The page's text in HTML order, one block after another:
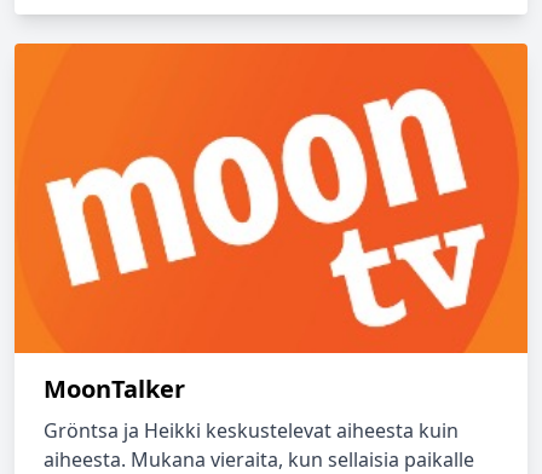
MoonTalker
Gröntsa ja Heikki keskustelevat aiheesta kuin
aiheesta. Mukana vieraita, kun sellaisia paikalle